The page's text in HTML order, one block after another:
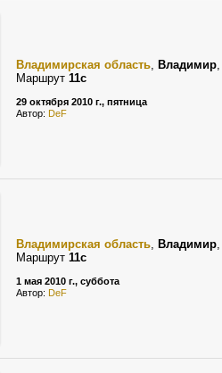
Владимирская область, Владимир,
Маршрут 11с
29 октября 2010 г., пятница
Автор: DeF
Владимирская область, Владимир,
Маршрут 11с
1 мая 2010 г., суббота
Автор: DeF